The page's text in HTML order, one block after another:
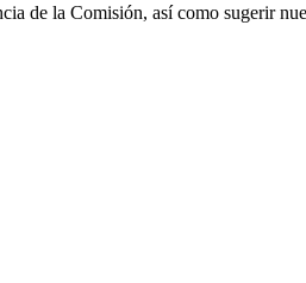
de la Comisión, así como sugerir